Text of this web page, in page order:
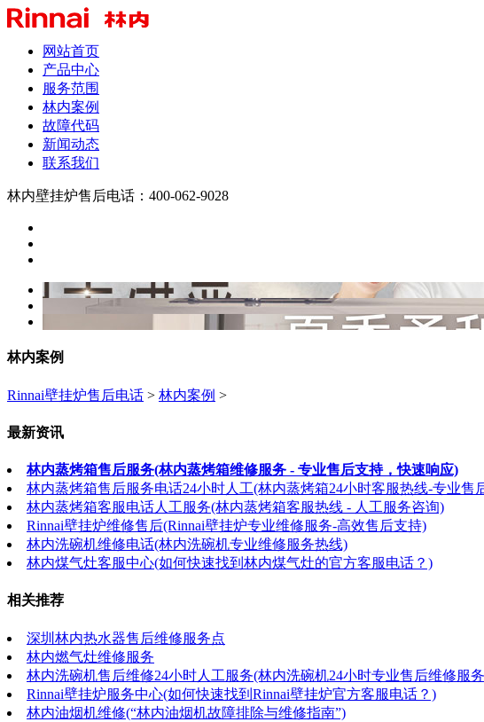
网站首页
产品中心
服务范围
林内案例
故障代码
新闻动态
联系我们
林内壁挂炉售后电话：400-062-9028
林内案例
Rinnai壁挂炉售后电话 > 林内案例 >
最新资讯
林内蒸烤箱售后服务(林内蒸烤箱维修服务 - 专业售后支持，快速响应)
林内蒸烤箱售后服务电话24小时人工(林内蒸烤箱24小时客服热线-专业售
林内蒸烤箱客服电话人工服务(林内蒸烤箱客服热线 - 人工服务咨询)
Rinnai壁挂炉维修售后(Rinnai壁挂炉专业维修服务-高效售后支持)
林内洗碗机维修电话(林内洗碗机专业维修服务热线)
林内煤气灶客服中心(如何快速找到林内煤气灶的官方客服电话？)
相关推荐
深圳林内热水器售后维修服务点
林内燃气灶维修服务
林内洗碗机售后维修24小时人工服务(林内洗碗机24小时专业售后维修服
Rinnai壁挂炉服务中心(如何快速找到Rinnai壁挂炉官方客服电话？)
林内油烟机维修(“林内油烟机故障排除与维修指南”)